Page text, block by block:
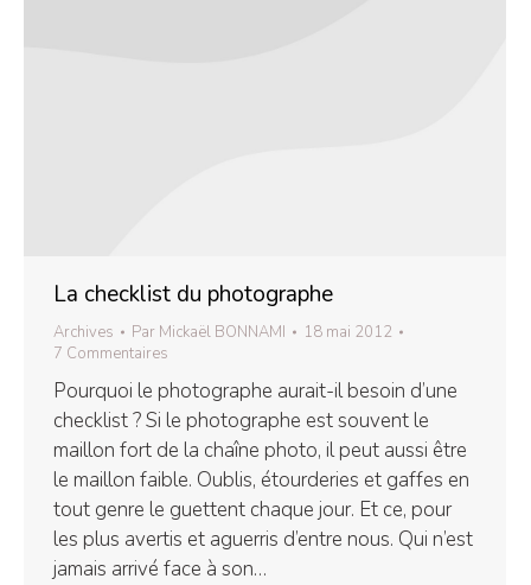
La checklist du photographe
Archives Par Mickaël BONNAMI
18 mai 2012
7 Commentaires
Pourquoi le photographe aurait-il besoin d’une
checklist ? Si le photographe est souvent le
maillon fort de la chaîne photo, il peut aussi être
le maillon faible. Oublis, étourderies et gaffes en
tout genre le guettent chaque jour. Et ce, pour
les plus avertis et aguerris d’entre nous. Qui n’est
jamais arrivé face à son…